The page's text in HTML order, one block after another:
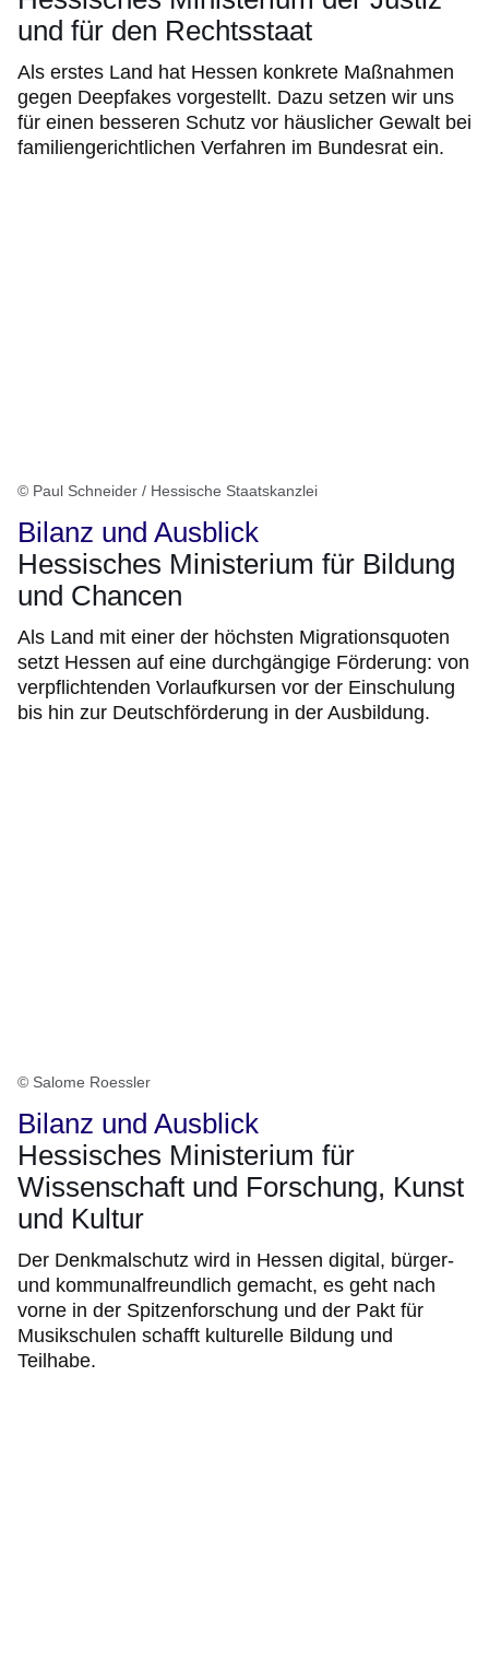
und für den Rechtsstaat
Als erstes Land hat Hessen konkrete Maßnahmen
gegen Deepfakes vorgestellt. Dazu setzen wir uns
für einen besseren Schutz vor häuslicher Gewalt bei
familiengerichtlichen Verfahren im Bundesrat ein.
© Paul Schneider / Hessische Staatskanzlei
Bilanz und Ausblick
Hessisches Ministerium für Bildung
und Chancen
Als Land mit einer der höchsten Migrationsquoten
setzt Hessen auf eine durchgängige Förderung: von
verpflichtenden Vorlaufkursen vor der Einschulung
bis hin zur Deutschförderung in der Ausbildung.
© Salome Roessler
Bilanz und Ausblick
Hessisches Ministerium für
Wissenschaft und Forschung, Kunst
und Kultur
Der Denkmalschutz wird in Hessen digital, bürger-
und kommunalfreundlich gemacht, es geht nach
vorne in der Spitzenforschung und der Pakt für
Musikschulen schafft kulturelle Bildung und
Teilhabe.